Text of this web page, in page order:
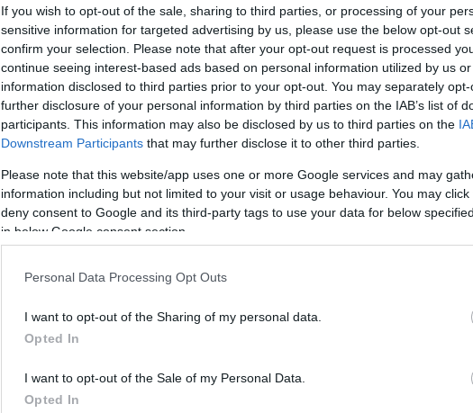
If you wish to opt-out of the sale, sharing to third parties, or processing of your
sensitive information for targeted advertising by us, please use the below opt-out
confirm your selection. Please note that after your opt-out request is processed
continue seeing interest-based ads based on personal information utilized by us
information disclosed to third parties prior to your opt-out. You may separately
further disclosure of your personal information by third parties on the IAB’s list of
participants. This information may also be disclosed by us to third parties on the
Downstream Participants that may further disclose it to other third parties.
Please note that this website/app uses one or more Google services and may
information including but not limited to your visit or usage behaviour. You may
deny consent to Google and its third-party tags to use your data for below
in below Google consent section.
Personal Data Processing Opt Outs
I want to opt-out of the Sharing of my personal data.
Opted In
I want to opt-out of the Sale of my Personal Data.
Opted In
(
(4
(